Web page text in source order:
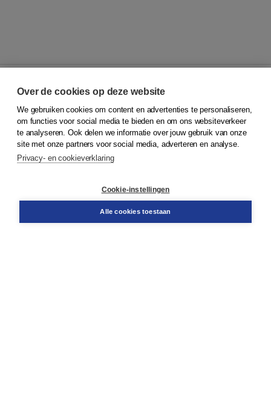
© 2026Koninklijke Boom uitgevers
Klantenservice
Service & informatie
Contact
Over de cookies op deze website
We gebruiken cookies om content en advertenties te personaliseren,
om functies voor social media te bieden en om ons websiteverkeer
te analyseren. Ook delen we informatie over jouw gebruik van onze
site met onze partners voor social media, adverteren en analyse.
Privacy- en cookieverklaring
Cookie-instellingen
Alle cookies toestaan